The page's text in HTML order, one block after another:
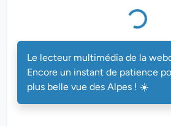
Le lecteur multimédia de la
Encore un instant de patience
plus belle vue des Alpes ! ☀️